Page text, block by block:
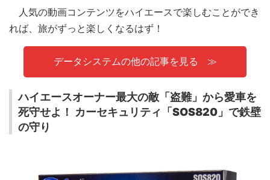
人気の動画コンテンツをハイエースで楽しむことができ
れば、旅がずっと楽しくなるはず！
データシステムの他の記事を見る
ハイエースオーナー最大の敵「盗難」から愛車を
死守せよ！ カーセキュリティ「SOS820」で鉄壁
の守り